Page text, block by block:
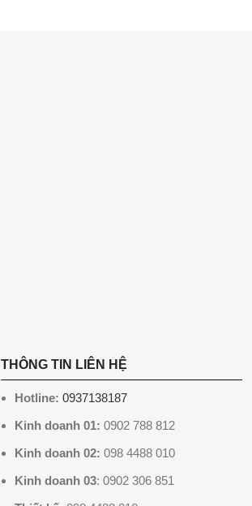
THÔNG TIN LIÊN HỆ
Hotline: 0937138187
Kinh doanh 01: 0902 788 812
Kinh doanh 02: 098 4488 010
Kinh doanh 03: 0902 306 851